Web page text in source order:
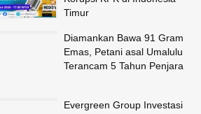
Timur
Diamankan Bawa 91 Gram
Emas, Petani asal Umalulu
Terancam 5 Tahun Penjara
Evergreen Group Investasi